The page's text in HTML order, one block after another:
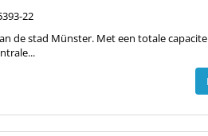
22
de stad Münster. Met een totale